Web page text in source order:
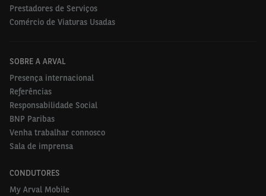
Prestadores de Serviços
Comércio de Viaturas Usadas
SOBRE A ARVAL
Presença internacional
Referências
Responsabilidade Social
BNP Paribas
Venha trabalhar connosco
Sala de imprensa
CONDUTORES
My Arval Mobile